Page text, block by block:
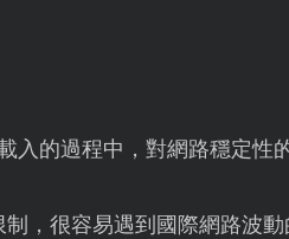
的過程中，對網路穩定性
，很容易遇到國際網路波動